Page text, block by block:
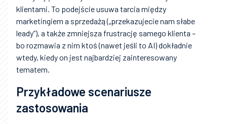
klientami. To podejście usuwa tarcia między
marketingiem a sprzedażą („przekazujecie nam słabe
leady”), a także zmniejsza frustrację samego klienta –
bo rozmawia z nim ktoś (nawet jeśli to AI) dokładnie
wtedy, kiedy on jest najbardziej zainteresowany
tematem.
Przykładowe scenariusze
zastosowania